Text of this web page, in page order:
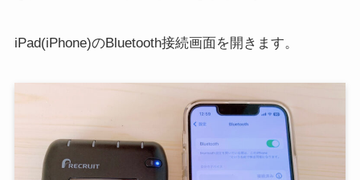
iPad(iPhone)のBluetooth接続画面を開きます。